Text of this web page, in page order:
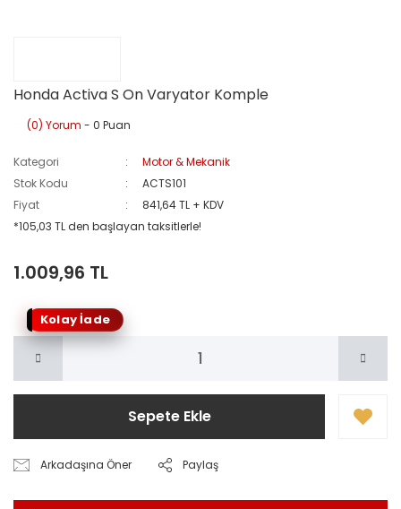
Honda Activa S On Varyator Komple
(0) Yorum - 0 Puan
Kategori
Motor & Mekanik
Stok Kodu
ACTS101
Fiyat
841,64 TL + KDV
*105,03 TL den başlayan taksitlerle!
1.009,96 TL
Kolay İade
Sepete Ekle
Arkadaşına Öner Paylaş